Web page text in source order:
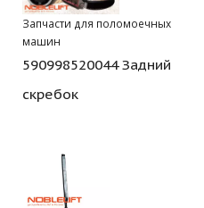
Запчасти для поломоечных
машин
590998520044 Задний
скребок